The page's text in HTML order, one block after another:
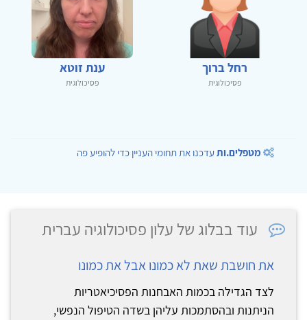
רחל ברוך
פסיכולוגית
ענת זוטא
פסיכולוגית
מטפלים.ותעדכנו את תחומי העניין כדי להופיע פה
עוד בבלוג של עלון פסיכולוגיה עברית
את חושבת שאת לא כמונו אבל את כמונו
לצד הגדילה בכמות האבחנות הפסיכיאטריות
הניתנות ובהסתמכות עליהן בשדה הטיפול הנפשי,